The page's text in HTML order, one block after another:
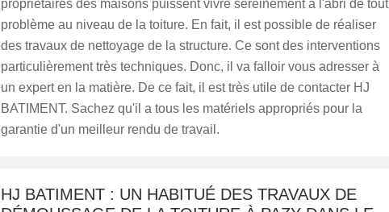
propriétaires des maisons puissent vivre sereinement à l'abri de tout
problème au niveau de la toiture. En fait, il est possible de réaliser
des travaux de nettoyage de la structure. Ce sont des interventions
particulièrement très techniques. Donc, il va falloir vous adresser à
un expert en la matière. De ce fait, il est très utile de contacter HJ
BATIMENT. Sachez qu'il a tous les matériels appropriés pour la
garantie d'un meilleur rendu de travail.
HJ BATIMENT : UN HABITUÉ DES TRAVAUX DE